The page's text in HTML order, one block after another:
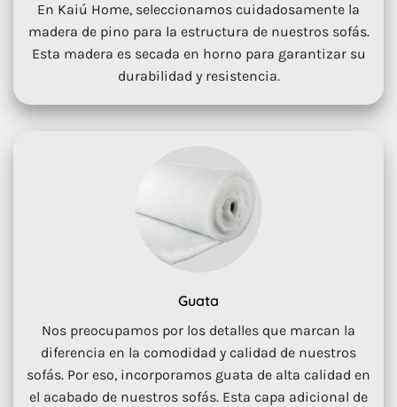
En Kaiú Home, seleccionamos cuidadosamente la
madera de pino para la estructura de nuestros sofás.
Esta madera es secada en horno para garantizar su
durabilidad y resistencia.
Guata
Nos preocupamos por los detalles que marcan la
diferencia en la comodidad y calidad de nuestros
sofás. Por eso, incorporamos guata de alta calidad en
el acabado de nuestros sofás. Esta capa adicional de